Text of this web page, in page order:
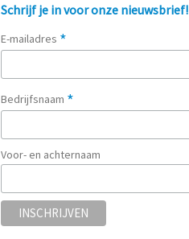
Schrijf je in voor onze nieuwsbrief!
E-mailadres *
Bedrijfsnaam *
Voor- en achternaam